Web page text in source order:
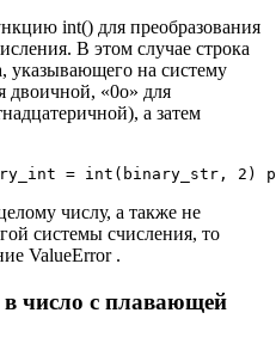
int() для преобразования
В этом случае строка
указывающего на систему
двоичной, «0o» для
а затем
= int(binary_str, 2)
числу, а также не
системы счисления, то
ValueError .
в число с плавающей